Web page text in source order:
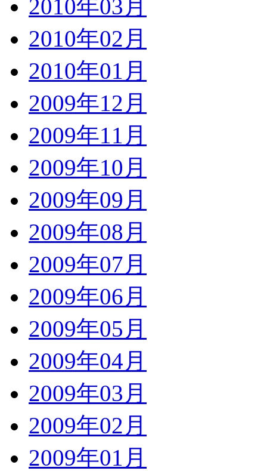
2010年03月
2010年02月
2010年01月
2009年12月
2009年11月
2009年10月
2009年09月
2009年08月
2009年07月
2009年06月
2009年05月
2009年04月
2009年03月
2009年02月
2009年01月